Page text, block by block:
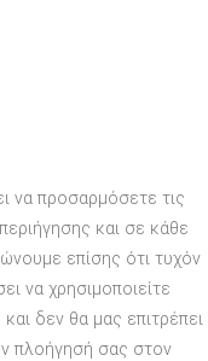
να προσαρμόσετε τις
και σε κάθε
επίσης ότι τυχόν
να χρησιμοποιείτε
δεν θα μας επιτρέπει
πλοήγησή σας στον